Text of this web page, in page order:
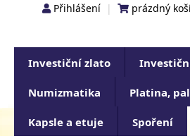
Přihlášení | prázdný
Investiční zlato
Numizmatika Platina,
Kapsle a etuje Spoření